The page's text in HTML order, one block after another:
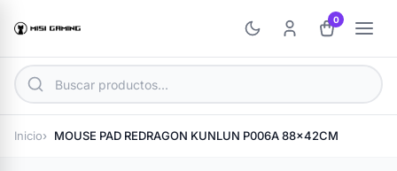
0
Inicio MOUSE PAD REDRAGON KUNLUN P006A 88x42CM